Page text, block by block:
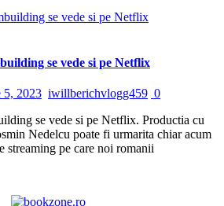
se vede si pe Netflix
5, 2023 iwillberichvlogg459 0
se vede si pe Netflix. Productia cu
Nedelcu poate fi urmarita chiar acum
streaming pe care noi romanii